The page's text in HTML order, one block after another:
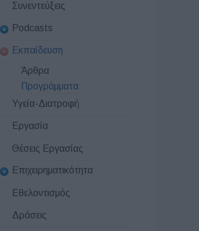
Συνεντεύξεις
Podcasts
Εκπαίδευση
Άρθρα
Προγράμματα
Υγεία-Διατροφή
Εργασία
Θέσεις Εργασίας
Επιχειρηματικότητα
Εθελοντισμός
Δράσεις